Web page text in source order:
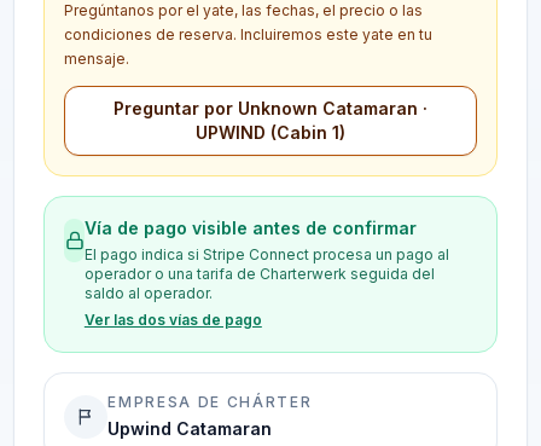
Pregúntanos por el yate, las fechas, el precio o las
condiciones de reserva. Incluiremos este yate en tu
mensaje.
Preguntar por Unknown Catamaran ·
UPWIND (Cabin 1)
Vía de pago visible antes de confirmar
El pago indica si Stripe Connect procesa un pago al
operador o una tarifa de Charterwerk seguida del
saldo al operador.
Ver las dos vías de pago
EMPRESA DE CHÁRTER
Upwind Catamaran